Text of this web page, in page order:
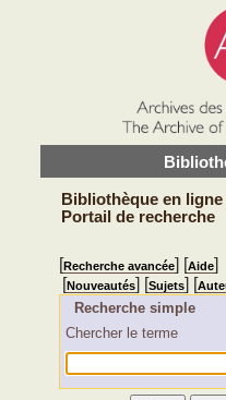
Bibliothèque en ligne
Portail de recherche
[Recherche avancée] [Aide]
[Nouveautés] [Sujets] [
Recherche simple
Chercher le terme